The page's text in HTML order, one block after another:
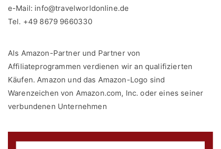
e-Mail: info@travelworldonline.de
Tel. +49 8679 9660330
Als Amazon-Partner und Partner von
Affiliateprogrammen verdienen wir an qualifizierten
Käufen. Amazon und das Amazon-Logo sind
Warenzeichen von Amazon.com, Inc. oder eines seiner
verbundenen Unternehmen